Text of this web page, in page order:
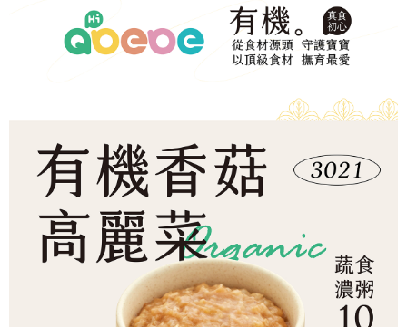
2.基於同意付款使用「大哥付你分期」之契約關係目的，商店將以您的個人
資料（包含姓名、電話或地址）提供予台灣大哥大進項蒐集、處理及利用，
由本公司與您本人進行分期帳單所需資料之確認、核對及更正。
https://oppay.tw/userRule
後付繳納相關費用。
※ 交易是否成功請以「AFTEE先享後付 」之結帳頁面顯示為準，若有關於
是否繳費成功／繳費後需取消欲退款等相關疑問，請聯繫「AFTEE先享後付
客戶支援中心」https://netprotections.freshdesk.com/support/home
１．透過由恩沛科技股份有限公司提供之「AFTEE先享後付」服務完成之交
易，需依本服務之必要範圍內提供個人資料，並將交易相關給付款項請求債
２．關於個人資料處理事宜，請瀏覽以下網址：
https://aftee.tw/terms/#terms3
３．未成年的使用者請事先徵得法定代理人或監護人之同意方可使用
任。
４．使用「AFTEE先享後付」時，將依據個別帳號之用戶狀況，依本公司即
時審查核予不同之上限額度；若仍有額度不足之情形，本公司將視審查結果
５．嚴禁一人註冊多個帳號或使用他人資訊註冊。若發現惡意使用之情形，
恩沛科技股份有限公司將有權停止該用戶之使用額度並採取法律行動。
冷凍宅配-離島
每筆NT$260